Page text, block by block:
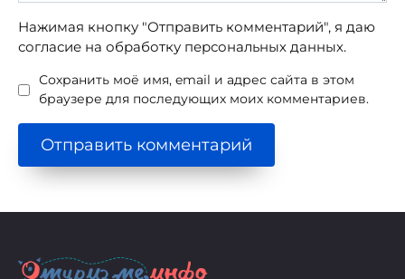
Нажимая кнопку "Отправить комментарий", я даю
согласие на обработку персональных данных.
Сохранить моё имя, email и адрес сайта в этом
браузере для последующих моих комментариев.